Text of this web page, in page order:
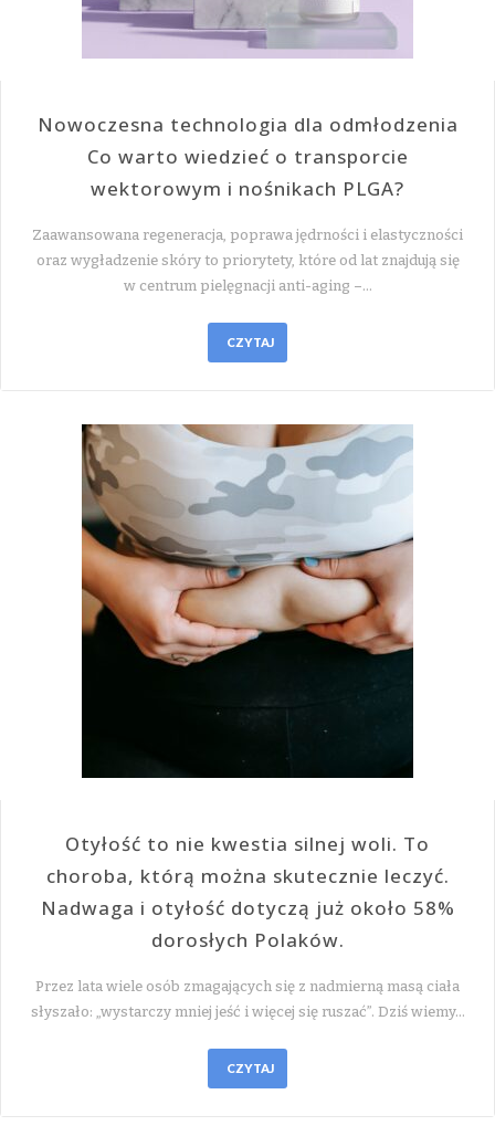
Nowoczesna technologia dla odmłodzenia
Co warto wiedzieć o transporcie
wektorowym i nośnikach PLGA?
Zaawansowana regeneracja, poprawa jędrności i elastyczności
oraz wygładzenie skóry to priorytety, które od lat znajdują się
w centrum pielęgnacji anti-aging –…
CZYTAJ
Otyłość to nie kwestia silnej woli. To
choroba, którą można skutecznie leczyć.
Nadwaga i otyłość dotyczą już około 58%
dorosłych Polaków.
Przez lata wiele osób zmagających się z nadmierną masą ciała
słyszało: „wystarczy mniej jeść i więcej się ruszać”. Dziś wiemy…
CZYTAJ